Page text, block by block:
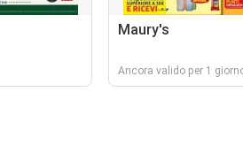
Maury's
Ancora valido per 1